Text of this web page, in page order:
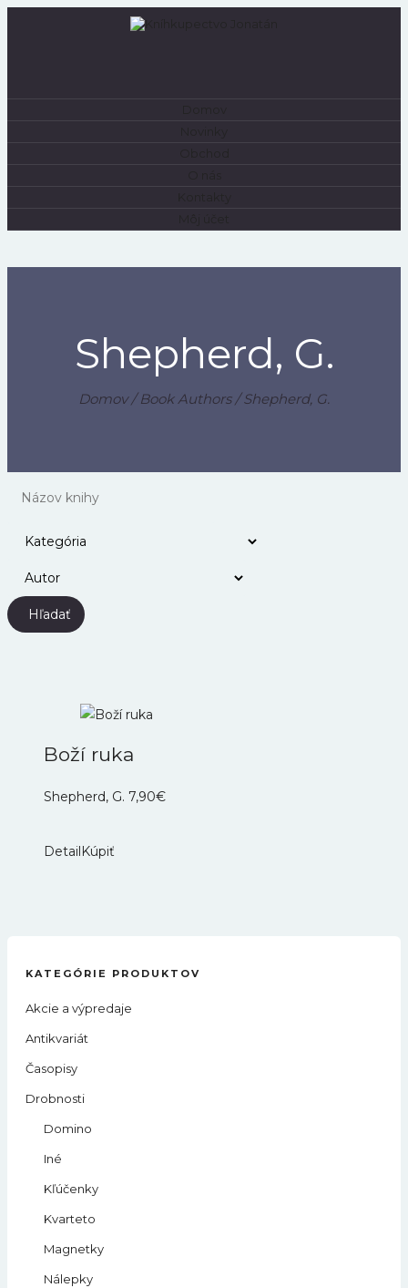
Shepherd, G.
Domov/ Book Authors / Shepherd, G.
Hľadať
Boží ruka
Shepherd, G. 7,90€
Detail Kúpiť
KATEGÓRIE PRODUKTOV
Akcie a výpredaje
Antikvariát
Časopisy
Drobnosti
Domino
Iné
Kľúčenky
Kvarteto
Magnetky
Nálepky